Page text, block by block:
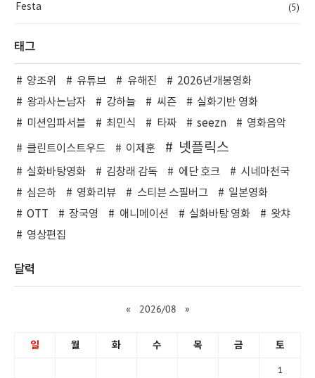
Festa (5)
태그
양조위 유튜브 유해진
2026년개봉영화
왕과사는남자
강하늘 씨즌
실화기반 영화
미션임파서블
최민식 타짜 seezn 영화음악
클린트이스트우드 이제훈 넷플릭스
실화바탕영화 김창래 감독 에단 호크
시네마천국
심은하
영화리뷰 스티븐 스필버그
일본영화
OTT
장국영 애니메이션 실화바탕 영화
왓챠
영상편집
달력
« 2026/08 »
일 월 화 수 목 금 토
1